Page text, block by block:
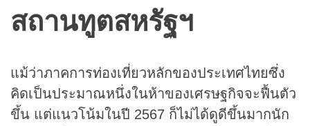
สถานทูตสหรัฐฯ
แม้ว่าภาคการท่องเที่ยวหลักของประเทศไทยซึ่ง
คิดเป็นประมาณหนึ่งในห้าของเศรษฐกิจจะฟื้นตัว
ขึ้น แต่แนวโน้มในปี 2567 ก็ไม่ได้ดูดีขึ้นมากนัก